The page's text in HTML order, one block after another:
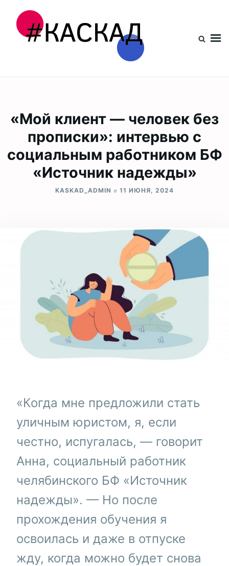
«Мой клиент — человек без
прописки»: интервью с
социальным работником БФ
«Источник надежды»
KASKAD_ADMIN в 11 ИЮНЯ, 2024
«Когда мне предложили стать
уличным юристом, я, если
честно, испугалась, — говорит
Анна, социальный работник
челябинского БФ «Источник
надежды». — Но после
прохождения обучения я
освоилась и даже в отпуске
жду, когда можно будет снова